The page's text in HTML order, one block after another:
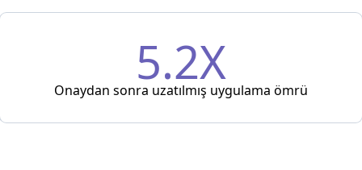
5.2X
Onaydan sonra uzatılmış uygulama ömrü